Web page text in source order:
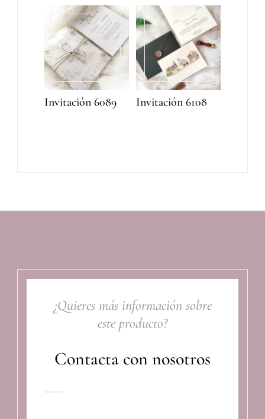
Invitación 6089 Invitación 6108
¿Quieres más información sobre
este producto?
Contacta con nosotros